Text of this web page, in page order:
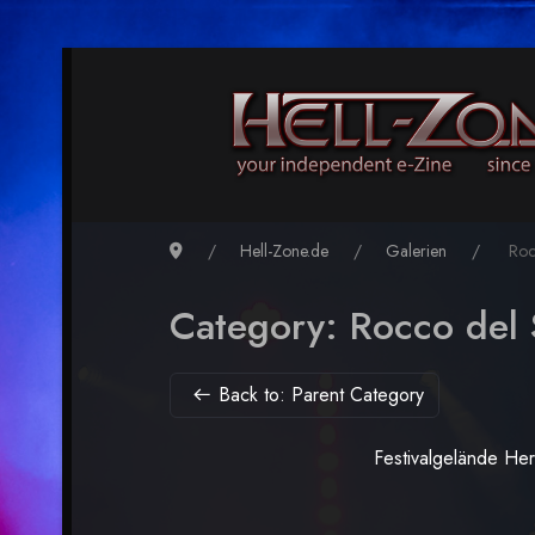
Hell-Zone.de Galerien
Category: Rocco del
Back to: Parent Category
Festivalgelände